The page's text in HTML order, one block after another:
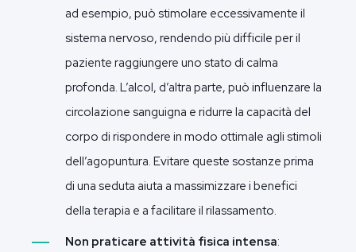
ad esempio, può stimolare eccessivamente il
sistema nervoso, rendendo più difficile per il
paziente raggiungere uno stato di calma
profonda. L’alcol, d’altra parte, può influenzare la
circolazione sanguigna e ridurre la capacità del
corpo di rispondere in modo ottimale agli stimoli
dell’agopuntura. Evitare queste sostanze prima
di una seduta aiuta a massimizzare i benefici
della terapia e a facilitare il rilassamento.
Non praticare attività fisica intensa: